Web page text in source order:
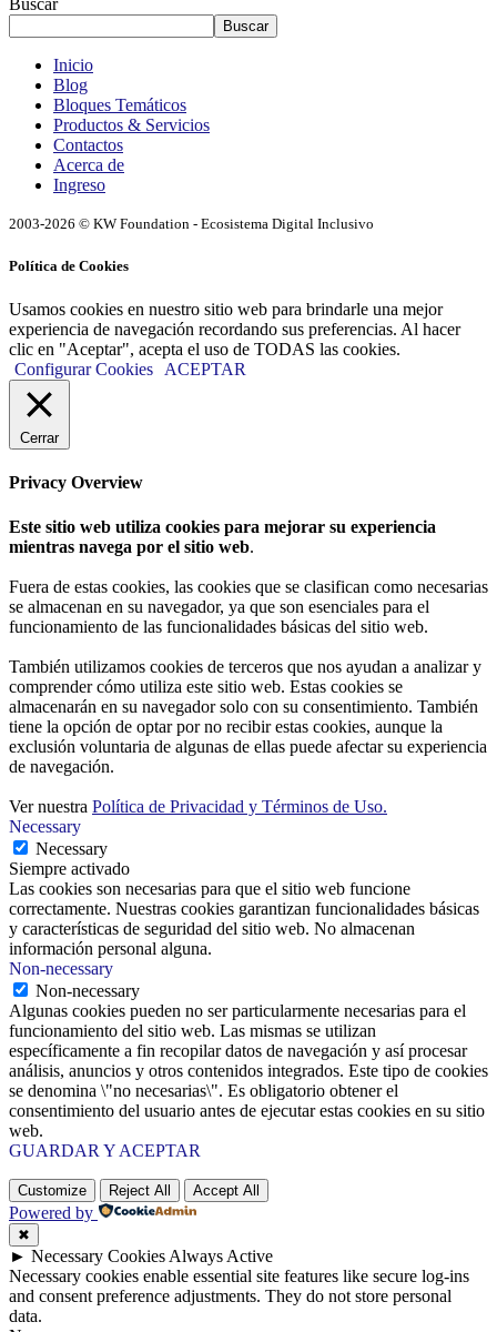
Buscar
Inicio
Blog
Bloques Temáticos
Productos & Servicios
Contactos
Acerca de
Ingreso
2003-2026 © KW Foundation - Ecosistema Digital Inclusivo
Política de Cookies
Usamos cookies en nuestro sitio web para brindarle una mejor
experiencia de navegación recordando sus preferencias. Al hacer
clic en "Aceptar", acepta el uso de TODAS las cookies.
Configurar Cookies
ACEPTAR
Cerrar
Privacy Overview
Este sitio web utiliza cookies para mejorar su experiencia
mientras navega por el sitio web.
Fuera de estas cookies, las cookies que se clasifican como necesarias
se almacenan en su navegador, ya que son esenciales para el
funcionamiento de las funcionalidades básicas del sitio web.
También utilizamos cookies de terceros que nos ayudan a analizar y
comprender cómo utiliza este sitio web. Estas cookies se
almacenarán en su navegador solo con su consentimiento. También
tiene la opción de optar por no recibir estas cookies, aunque la
exclusión voluntaria de algunas de ellas puede afectar su experiencia
de navegación.
Ver nuestra Política de Privacidad y Términos de Uso.
Necessary
Necessary
Siempre activado
Las cookies son necesarias para que el sitio web funcione
correctamente. Nuestras cookies garantizan funcionalidades básicas
y características de seguridad del sitio web. No almacenan
información personal alguna.
Non-necessary
Non-necessary
Algunas cookies pueden no ser particularmente necesarias para el
funcionamiento del sitio web. Las mismas se utilizan
específicamente a fin recopilar datos de navegación y así procesar
análisis, anuncios y otros contenidos integrados. Este tipo de cookies
se denomina \"no necesarias\". Es obligatorio obtener el
consentimiento del usuario antes de ejecutar estas cookies en su sitio
web.
GUARDAR Y ACEPTAR
Customize Reject All Accept All
Powered by
✖
► Necessary Cookies Always Active
Necessary cookies enable essential site features like secure log-ins
and consent preference adjustments. They do not store personal
data.